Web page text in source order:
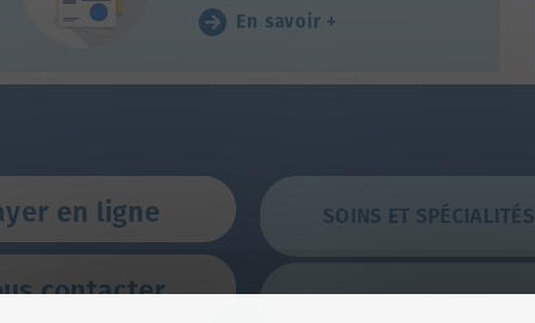
En savoir +
en ligne
contacter
SOINS ET SPÉCIALITÉS
EHPAD